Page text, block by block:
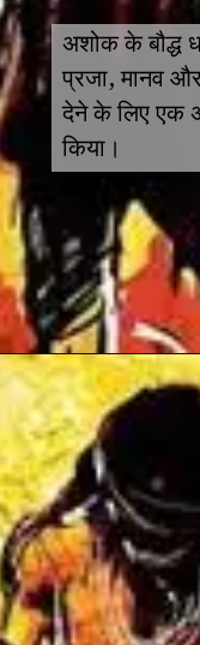
अशोक के बौद्ध
प्रजा, मानव
देने के लिए एक
किया।